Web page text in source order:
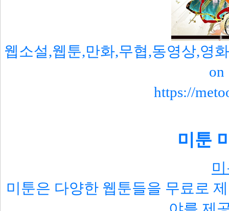
웹소설,웹툰,만화,무협,동영상,영
on
https://
미툰
미툰은 다양한 웹툰들을 무료로